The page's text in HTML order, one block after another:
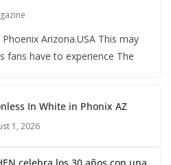
Arizona.USA This may
fans have to experience The
In White in Phonix AZ
1, 2026